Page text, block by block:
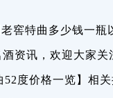
窖特曲多少钱一
资讯，欢迎大家关
52度价格一览】相